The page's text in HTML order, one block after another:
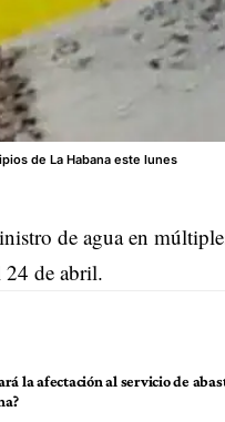
de La Habana este lunes
de agua en
24 de abril.
la afectación al servicio de